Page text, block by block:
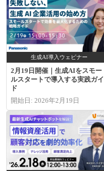
生成AI導入ウェビナー
2月19日開催｜生成AIをスモー
ルスタートで導入する実践ガイ
ド
開始日: 2026年2月19日